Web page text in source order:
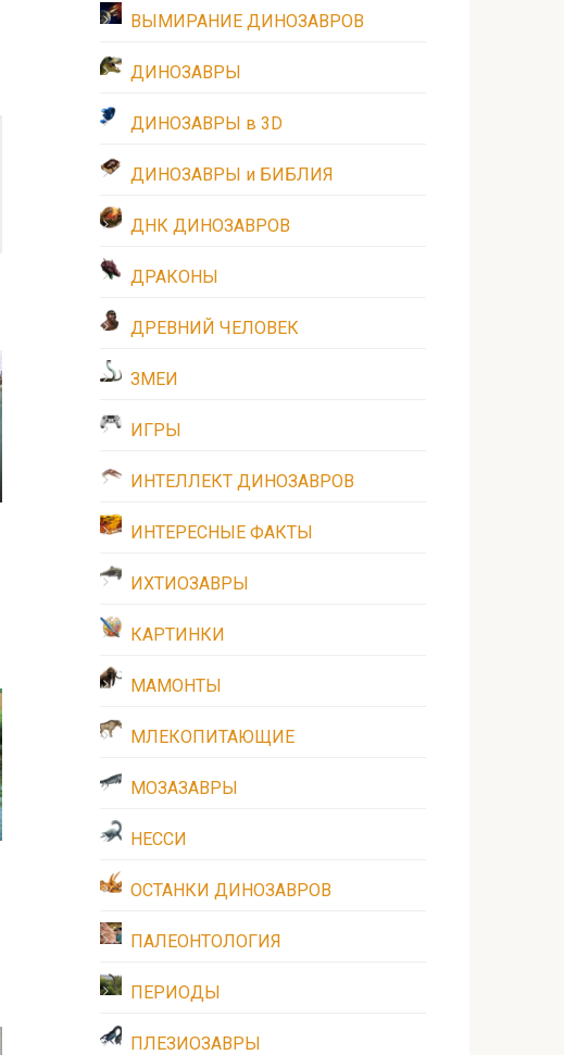
ВЫМИРАНИЕ ДИНОЗАВРОВ
ДИНОЗАВРЫ
ДИНОЗАВРЫ в 3D
ДИНОЗАВРЫ и БИБЛИЯ
ДНК ДИНОЗАВРОВ
ДРАКОНЫ
ДРЕВНИЙ ЧЕЛОВЕК
ЗМЕИ
ИГРЫ
ИНТЕЛЛЕКТ ДИНОЗАВРОВ
ИНТЕРЕСНЫЕ ФАКТЫ
ИХТИОЗАВРЫ
КАРТИНКИ
МАМОНТЫ
МЛЕКОПИТАЮЩИЕ
МОЗАЗАВРЫ
НЕССИ
ОСТАНКИ ДИНОЗАВРОВ
ПАЛЕОНТОЛОГИЯ
ПЕРИОДЫ
ПЛЕЗИОЗАВРЫ